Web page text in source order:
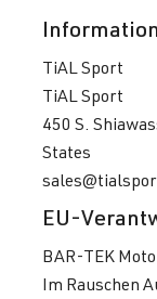
TiAL Sport
TiAL Sport
450 S.
States
EU-
BAR-TEK
Im Rauschen